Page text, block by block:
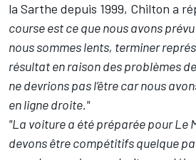
la Sarthe depuis 1999, Chilton a
course est ce que nous avons
nous sommes lents, terminer
résultat en raison des problèmes
ne devrions pas l’être car nous
en ligne droite."
"La voiture a été préparée pour Le
devons être compétitifs quelque